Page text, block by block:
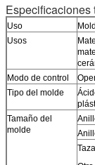
Especificaciones
Uso
Usos
Modo de control
Tipo del molde
Tamaño del
molde